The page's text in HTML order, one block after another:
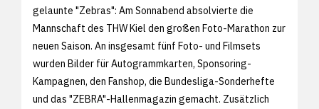
gelaunte "Zebras": Am Sonnabend absolvierte die
Mannschaft des THW Kiel den großen Foto-Marathon zur
neuen Saison. An insgesamt fünf Foto- und Filmsets
wurden Bilder für Autogrammkarten, Sponsoring-
Kampagnen, den Fanshop, die Bundesliga-Sonderhefte
und das "ZEBRA"-Hallenmagazin gemacht. Zusätzlich